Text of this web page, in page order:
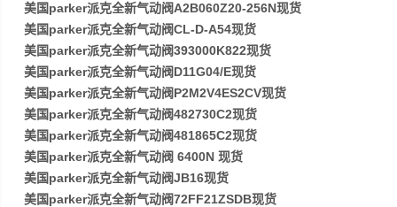
美国parker派克全新气动阀A2B060Z20-256N现货
美国parker派克全新气动阀CL-D-A54现货
美国parker派克全新气动阀393000K822现货
美国parker派克全新气动阀D11G04/E现货
美国parker派克全新气动阀P2M2V4ES2CV现货
美国parker派克全新气动阀482730C2现货
美国parker派克全新气动阀481865C2现货
美国parker派克全新气动阀 6400N 现货
美国parker派克全新气动阀JB16现货
美国parker派克全新气动阀72FF21ZSDB现货